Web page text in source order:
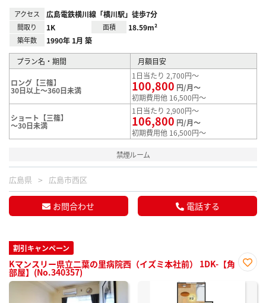
アクセス 広島電鉄横川線「横川駅」徒歩7分
間取り 1K 面積 18.59m²
築年数 1990年 1月 築
プラン名・期間 月額目安
ロング【三篠】
30日以上～360日未満
1日当たり 2,700円～
100,800 円/月～
初期費用他 16,500円～
ショート【三篠】
～30日未満
1日当たり 2,900円～
106,800 円/月～
初期費用他 16,500円～
禁煙ルーム
広島県 広島市西区
お問合わせ 電話する
割引キャンペーン
Kマンスリー県立二葉の里病院西（イズミ本社前） 1DK-【角
部屋】(No.340357)
に入